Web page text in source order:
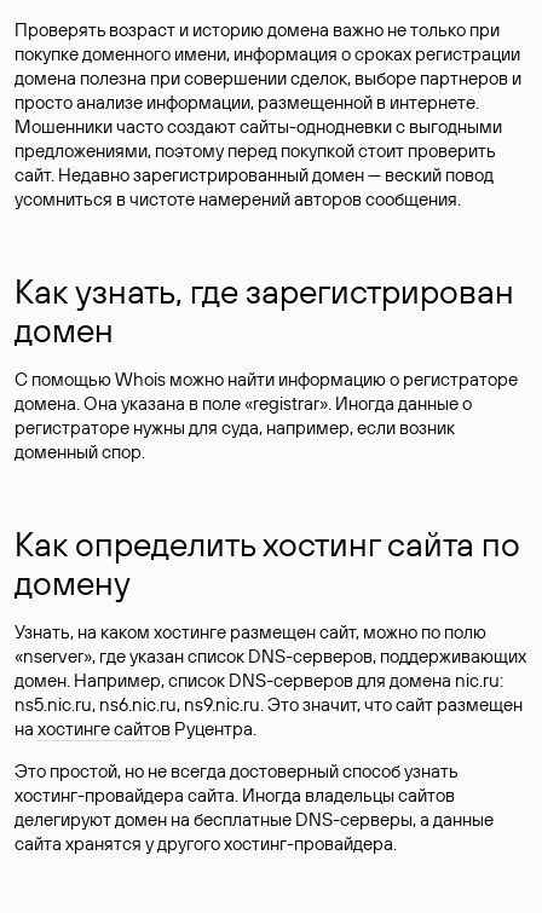
Проверять возраст и историю домена важно не только при
покупке доменного имени, информация о сроках регистрации
домена полезна при совершении сделок, выборе партнеров и
просто анализе информации, размещенной в интернете.
Мошенники часто создают сайты-однодневки с выгодными
предложениями, поэтому перед покупкой стоит проверить
сайт. Недавно зарегистрированный домен — веский повод
усомниться в чистоте намерений авторов сообщения.
Как узнать, где зарегистрирован
домен
С помощью Whois можно найти информацию о регистраторе
домена. Она указана в поле «registrar». Иногда данные о
регистраторе нужны для суда, например, если возник
доменный спор.
Как определить хостинг сайта по
домену
Узнать, на каком хостинге размещен сайт, можно по полю
«nserver», где указан список DNS-серверов, поддерживающих
домен. Например, список DNS-серверов для домена nic.ru:
ns5.nic.ru, ns6.nic.ru, ns9.nic.ru. Это значит, что сайт размещен
на хостинге сайтов Руцентра.
Это простой, но не всегда достоверный способ узнать
хостинг-провайдера сайта. Иногда владельцы сайтов
делегируют домен на бесплатные DNS-серверы, а данные
сайта хранятся у другого хостинг-провайдера.